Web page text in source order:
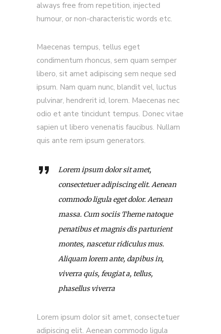
always free from repetition, injected
humour, or non-characteristic words etc.
Maecenas tempus, tellus eget
condimentum rhoncus, sem quam semper
libero, sit amet adipiscing sem neque sed
ipsum. Nam quam nunc, blandit vel, luctus
pulvinar, hendrerit id, lorem. Maecenas nec
odio et ante tincidunt tempus. Donec vitae
sapien ut libero venenatis faucibus. Nullam
quis ante rem ipsum generators.
Lorem ipsum dolor sit amet,
consectetuer adipiscing elit. Aenean
commodo ligula eget dolor. Aenean
massa. Cum sociis Theme natoque
penatibus et magnis dis parturient
montes, nascetur ridiculus mus.
Aliquam lorem ante, dapibus in,
viverra quis, feugiat a, tellus,
phasellus viverra
Lorem ipsum dolor sit amet, consectetuer
adipiscing elit. Aenean commodo ligula